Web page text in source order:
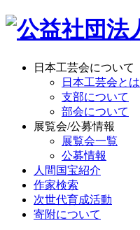
日本工芸会について
日本工芸会とは
支部について
部会について
展覧会/公募情報
展覧会一覧
公募情報
人間国宝紹介
作家検索
次世代育成活動
寄附について